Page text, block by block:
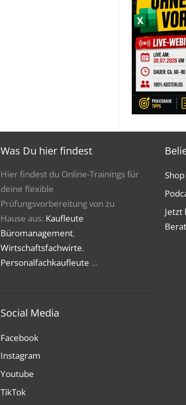
Was Du hier findest
Hier findest du Online-Trainings für
deine flexible
Prüfungsvorbereitung von zu
Hause aus: Kaufleute
Büromanagement,
Wirtschaftsfachwirte,
Personalfachkaufleute …
Social Media
Facebook
Instagram
Youtube
TikTok
Shop
Jetzt